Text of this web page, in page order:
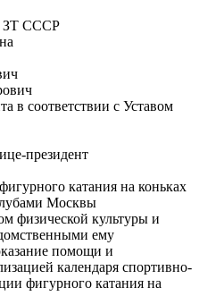
ЗТ СССР
в соответствии с Уставом
президент
катания на коньках
Москвы
физической культуры и
ему
помощи и
календаря спортивно-
фигурного катания на